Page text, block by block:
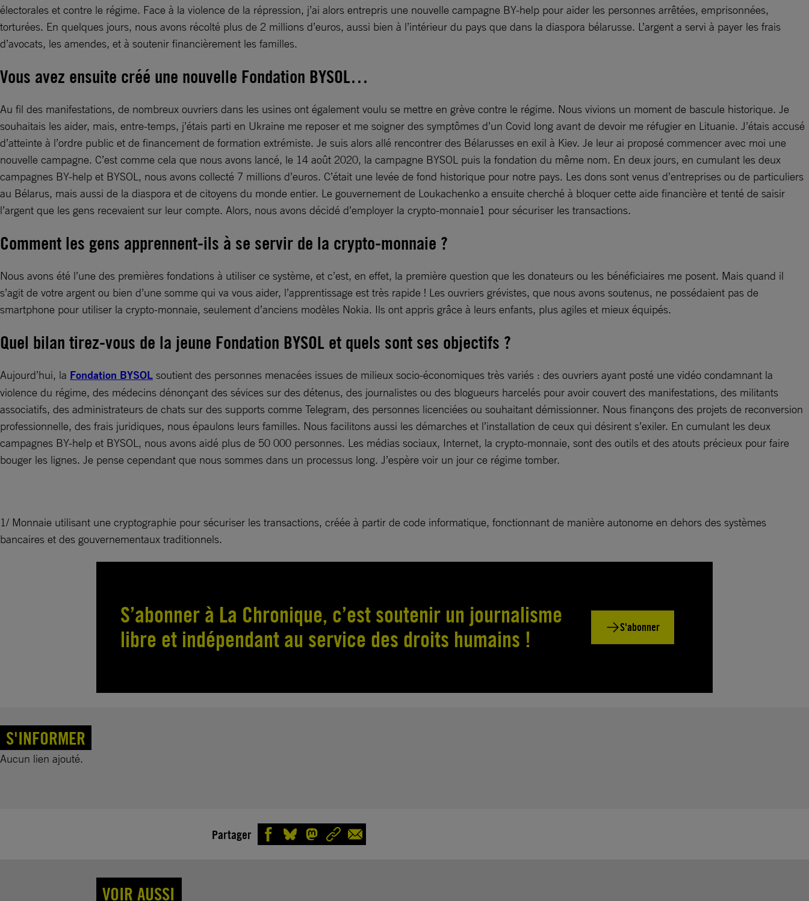
électorales et contre le régime. Face à la violence de la répression, j’ai alors entrepris une nouvelle campagne BY-help pour aider les personnes arrêtées, emprisonnées,
torturées. En quelques jours, nous avons récolté plus de 2 millions d’euros, aussi bien à l’intérieur du pays que dans la diaspora bélarusse. L’argent a servi à payer les frais
d’avocats, les amendes, et à soutenir financièrement les familles.
Vous avez ensuite créé une nouvelle Fondation BYSOL…
Au fil des manifestations, de nombreux ouvriers dans les usines ont également voulu se mettre en grève contre le régime. Nous vivions un moment de bascule historique. Je
souhaitais les aider, mais, entre-temps, j’étais parti en Ukraine me reposer et me soigner des symptômes d’un Covid long avant de devoir me réfugier en Lituanie. J’étais accusé
d’atteinte à l’ordre public et de financement de formation extrémiste. Je suis alors allé rencontrer des Bélarusses en exil à Kiev. Je leur ai proposé commencer avec moi une
nouvelle campagne. C’est comme cela que nous avons lancé, le 14 août 2020, la campagne BYSOL puis la fondation du même nom. En deux jours, en cumulant les deux
campagnes BY-help et BYSOL, nous avons collecté 7 millions d’euros. C’était une levée de fond historique pour notre pays. Les dons sont venus d’entreprises ou de particuliers
au Bélarus, mais aussi de la diaspora et de citoyens du monde entier. Le gouvernement de Loukachenko a ensuite cherché à bloquer cette aide financière et tenté de saisir
l’argent que les gens recevaient sur leur compte. Alors, nous avons décidé d’employer la crypto-monnaie1 pour sécuriser les transactions.
Comment les gens apprennent-ils à se servir de la crypto-monnaie ?
Nous avons été l’une des premières fondations à utiliser ce système, et c’est, en effet, la première question que les donateurs ou les bénéficiaires me posent. Mais quand il
s’agit de votre argent ou bien d’une somme qui va vous aider, l’apprentissage est très rapide ! Les ouvriers grévistes, que nous avons soutenus, ne possédaient pas de
smartphone pour utiliser la crypto-monnaie, seulement d’anciens modèles Nokia. Ils ont appris grâce à leurs enfants, plus agiles et mieux équipés.
Quel bilan tirez-vous de la jeune Fondation BYSOL et quels sont ses objectifs ?
Aujourd’hui, la Fondation BYSOL soutient des personnes menacées issues de milieux socio-économiques très variés : des ouvriers ayant posté une vidéo condamnant la
violence du régime, des médecins dénonçant des sévices sur des détenus, des journalistes ou des blogueurs harcelés pour avoir couvert des manifestations, des militants
associatifs, des administrateurs de chats sur des supports comme Telegram, des personnes licenciées ou souhaitant démissionner. Nous finançons des projets de reconversion
professionnelle, des frais juridiques, nous épaulons leurs familles. Nous facilitons aussi les démarches et l’installation de ceux qui désirent s’exiler. En cumulant les deux
campagnes BY-help et BYSOL, nous avons aidé plus de 50 000 personnes. Les médias sociaux, Internet, la crypto-monnaie, sont des outils et des atouts précieux pour faire
bouger les lignes. Je pense cependant que nous sommes dans un processus long. J’espère voir un jour ce régime tomber.
1/ Monnaie utilisant une cryptographie pour sécuriser les transactions, créée à partir de code informatique, fonctionnant de manière autonome en dehors des systèmes
bancaires et des gouvernementaux traditionnels.
S’abonner à La Chronique, c’est soutenir un journalisme
libre et indépendant au service des droits humains !
S'abonner
S'INFORMER
Aucun lien ajouté.
Partager
VOIR AUSSI